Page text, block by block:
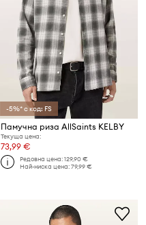
-5%* с код: FS
Памучна риза AllSaints KELBY
Текуща цена:
73,99 €
Редовна цена:129,90 €
Най-ниска цена:79,99 €